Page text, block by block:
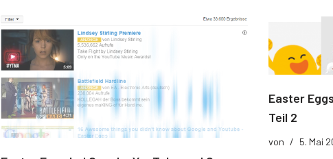
Easter
Teil 2
von 5. Mai